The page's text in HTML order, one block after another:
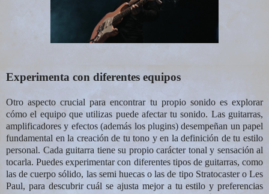
Experimenta con diferentes equipos
Otro aspecto crucial para encontrar tu propio sonido es explorar
cómo el equipo que utilizas puede afectar tu sonido. Las guitarras,
amplificadores y efectos (además los plugins) desempeñan un papel
fundamental en la creación de tu tono y en la definición de tu estilo
personal. Cada guitarra tiene su propio carácter tonal y sensación al
tocarla. Puedes experimentar con diferentes tipos de guitarras, como
las de cuerpo sólido, las semi huecas o las de tipo Stratocaster o Les
Paul, para descubrir cuál se ajusta mejor a tu estilo y preferencias